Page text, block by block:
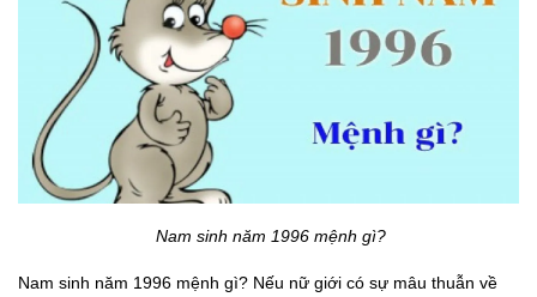
Nam sinh năm 1996 mệnh gì?
Nam sinh năm 1996 mệnh gì? Nếu nữ giới có sự mâu thuẫn về